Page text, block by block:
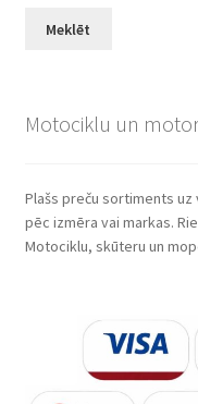
Meklēt
Motociklu un
Plašs preču sortiments
pēc izmēra vai markas.
Motociklu, skūteru un